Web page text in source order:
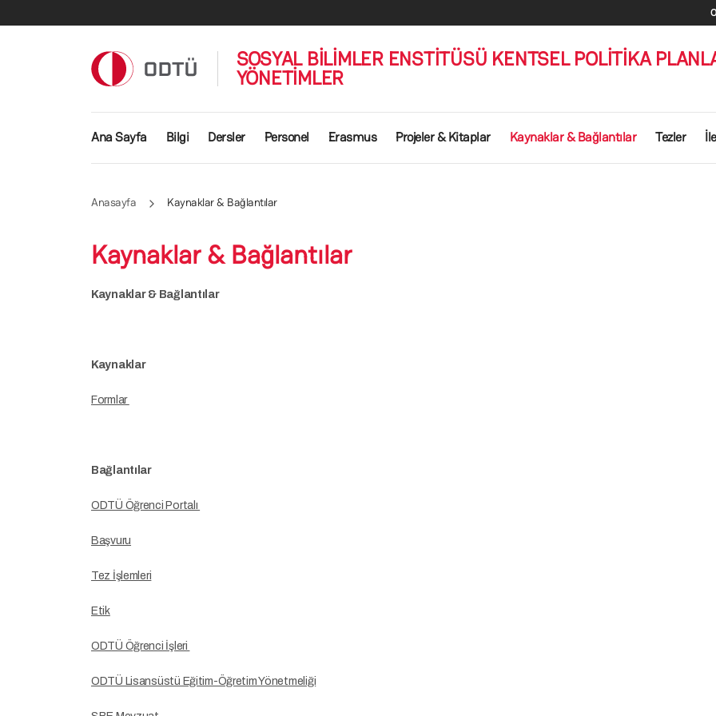
SOSYAL BİLİMLER ENSTİTÜSÜ KENTSEL POLİTİKA
YÖNETİMLER
Ana gezinti menüsü
Ana Sayfa Bilgi Dersler Personel Erasmus Projeler & Kitaplar Kaynaklar & Bağlantılar Tezler
Anasayfa Kaynaklar & Bağlantılar
Kaynaklar & Bağlantılar
Kaynaklar & Bağlantılar
Kaynaklar
Formlar
Bağlantılar
ODTÜ Öğrenci Portalı
Başvuru
Tez İşlemleri
Etik
ODTÜ Öğrenci İşleri
ODTÜ Lisansüstü Eğitim-Öğretim Yönetmeliği